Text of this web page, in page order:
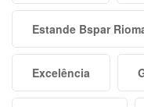
Estande Bspar
Excelência